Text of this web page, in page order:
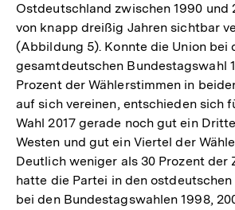
Ostdeutschland zwischen 1990 und
von knapp dreißig Jahren sichtbar
(Abbildung 5). Konnte die Union bei
gesamtdeutschen Bundestagswahl
Prozent der Wählerstimmen in
auf sich vereinen, entschieden sich
Wahl 2017 gerade noch gut ein
Westen und gut ein Viertel der
Deutlich weniger als 30 Prozent der
hatte die Partei in den
bei den Bundestagswahlen 1998,